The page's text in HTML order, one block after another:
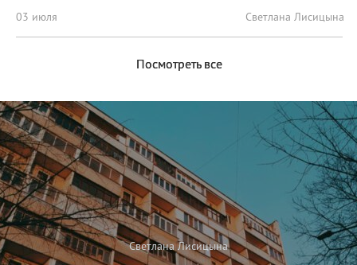
03 июля Светлана Лисицына
Посмотреть все
Светлана Лисицына